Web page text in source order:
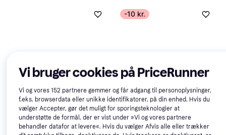
ANZA 580019 Rulle
Bredde: 180
75 kr.
9+ butikker
-10 kr.
ANZA Platinum 584512 Rulle
Bredde: 100, Rundpensel
28 kr.38 kr.
9+ butikker
Vi bruger cookies på PriceRunner
Vi og vores 152 partnere gemmer og får adgang til personoplysninger,
f.eks. browserdata eller unikke identifikatorer, på din enhed. Hvis du
vælger Accepter, gør det muligt for sporingsteknologier at
understøtte de formål, der er vist under »Vi og vores partnere
behandler datafor at levere«. Hvis du vælger Afvis alle eller trækker